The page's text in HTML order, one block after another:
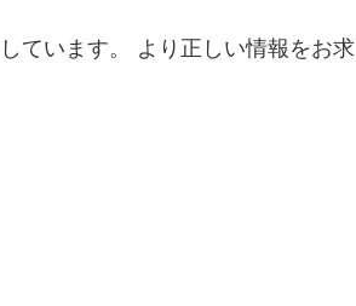
ています。 より正しい情報をお求